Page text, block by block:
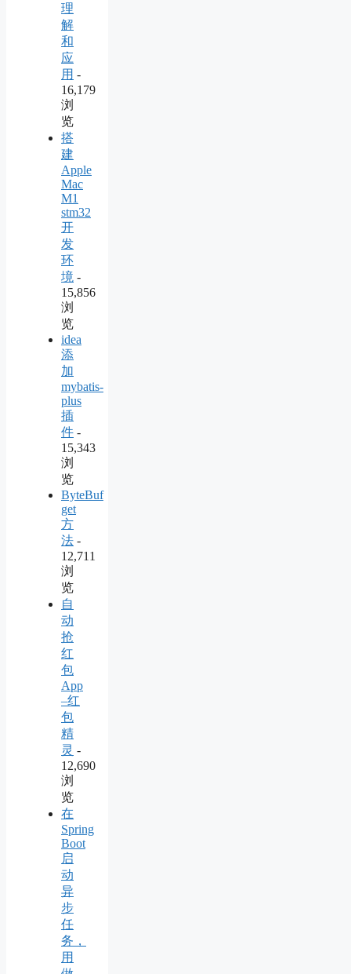
理
解
和
应
用 -
16,179
浏
览
搭
建
Apple
Mac
M1
stm32
开
发
环
境 -
15,856
浏
览
idea
添
加
mybatis-
plus
插
件 -
15,343
浏
览
ByteBuf
get
方
法 -
12,711
浏
览
自
动
抢
红
包
App
–红
包
精
灵 -
12,690
浏
览
在
Spring
Boot
启
动
异
步
任
务，
用